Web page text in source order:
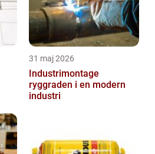
31 maj 2026
Industrimontage
ryggraden i en modern
industri